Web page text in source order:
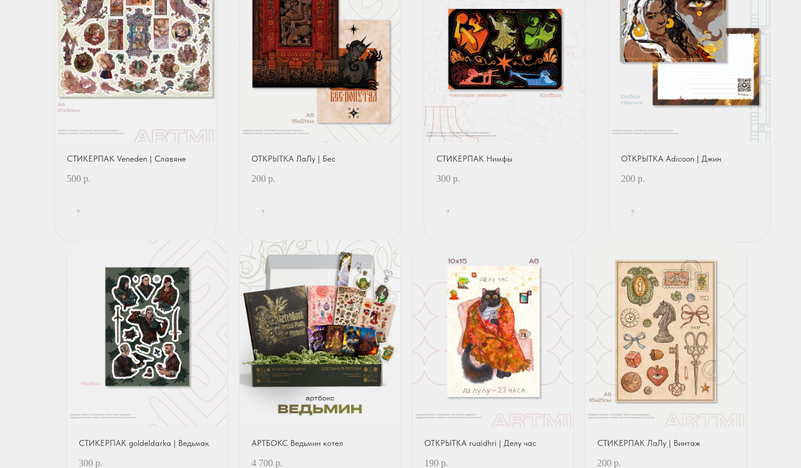
СТИКЕРПАК Veneden | Славяне
500 р.
?
ОТКРЫТКА ЛаЛу | Бес
200 р.
?
СТИКЕРПАК Нимфы
300 р.
?
ОТКРЫТКА Adicoon | Джин
200 р.
?
СТИКЕРПАК goldeldarka | Ведьмак
300 р.
АРТБОКС Ведьмин котел
4 700 р.
ОТКРЫТКА ruaidhri | Делу час
190 р.
СТИКЕРПАК ЛаЛу | Винтаж
200 р.